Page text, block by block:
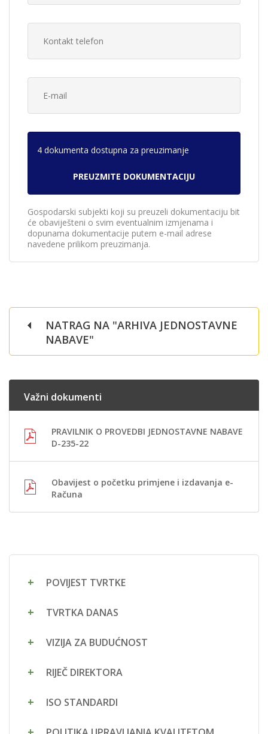
4 dokumenta dostupna za preuzimanje
Gospodarski subjekti koji su preuzeli dokumentaciju bit
će obaviješteni o svim eventualnim izmjenama i
dopunama dokumentacije putem e-mail adrese
navedene prilikom preuzimanja.
NATRAG NA "ARHIVA JEDNOSTAVNE
NABAVE"
Važni dokumenti
PRAVILNIK O PROVEDBI JEDNOSTAVNE NABAVE
D-235-22
Obavijest o početku primjene i izdavanja e-
Računa
POVIJEST TVRTKE
TVRTKA DANAS
VIZIJA ZA BUDUĆNOST
RIJEČ DIREKTORA
ISO STANDARDI